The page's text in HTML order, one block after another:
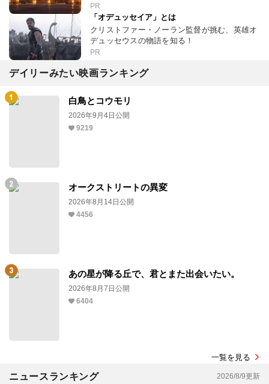
PR
「オデュッセイア」とは
クリストファー・ノーラン監督が挑む、英雄オ
デュッセウスの物語を知る！
PR
デイリーみたい映画ランキング
白鳥とコウモリ
2026年9月4日公開
9219
オークストリートの異変
2026年8月14日公開
4456
あの星が降る丘で、君とまた出会いたい。
2026年8月7日公開
6404
一覧を見る
ニュースランキング 2026/8/9更新